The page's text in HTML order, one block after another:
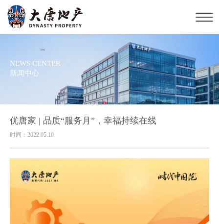
NEWS CENTER
新闻中心
优唐家 | 品质“服务月”，幸福持续在线
时间：2022.05.10